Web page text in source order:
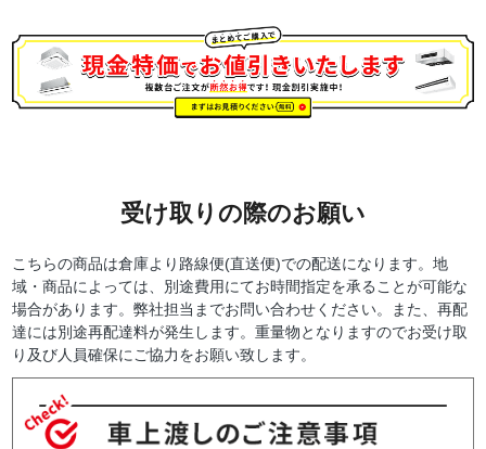
受け取りの際のお願い
こちらの商品は倉庫より路線便(直送便)での配送になります。地
域・商品によっては、別途費用にてお時間指定を承ることが可能な
場合があります。弊社担当までお問い合わせください。また、再配
達には別途再配達料が発生します。重量物となりますのでお受け取
り及び人員確保にご協力をお願い致します。